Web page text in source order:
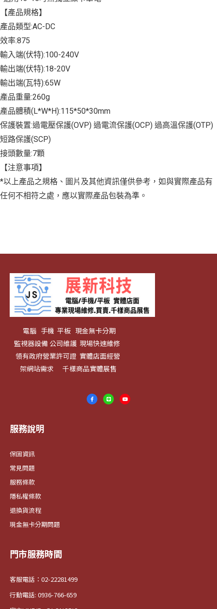
【產品規格】
產品類型:AC-DC
效率:875
輸入端(伏特):100-240V
輸出端(伏特):18-20V
輸出端(瓦特):65W
產品重量:260g
產品體積(L*W*H):115*50*30mm
保護裝置:過電壓保護(OVP) 過電流保護(OCP) 過高溫保護(OTP)
短路保護(SCP)
接頭數量:7顆
【注意事項】
*以上產品之規格、圖片及其他資訊僅供參考，如與實際產品有
任何不相符之處，應以實際產品包裝為準。
電腦 手機 平板 現金無卡分期
監視器設備 公司維護 現場快速維修
領有政府營業許可證 實體店面經營
架網站需求 千樣商品實體展售
服務說明
保固資訊
常見問題
服務條款
隱私權條款
退換貨流程
現金無卡分期問題
門市服務時間
客服電話：02-22281499
行動電話: 0936-766-659